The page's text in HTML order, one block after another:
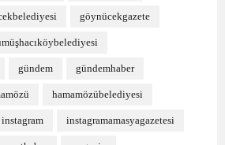
göynücekgazete
gündem gündemhaber
hamamözübelediyesi
instagram instagramamasyagazetesi